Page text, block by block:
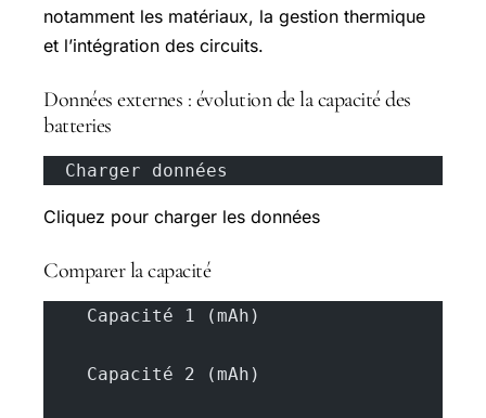
notamment les matériaux, la gestion thermique
et l’intégration des circuits.
Données externes : évolution de la capacité des
batteries
  Charger données
Cliquez pour charger les données
Comparer la capacité
    Capacité 1 (mAh)
    Capacité 2 (mAh)